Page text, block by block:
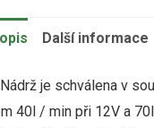
Další informace
je schválena v
/ min při 12V a